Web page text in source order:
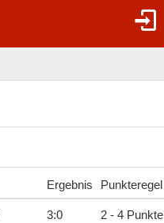
Ergebnis Punkteregel
3:0 2 - 4 Punkte